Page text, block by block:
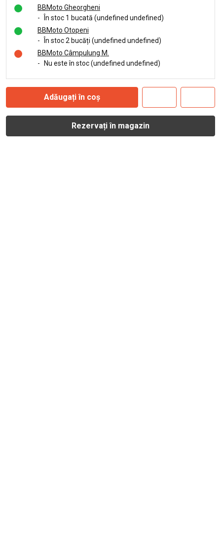
BBMoto Gheorgheni
-
În stoc 1 bucată (undefined undefined)
BBMoto Otopeni
-
În stoc 2 bucăți (undefined undefined)
BBMoto Câmpulung M.
-
Nu este în stoc (undefined undefined)
Adăugați în coș
Rezervați în magazin